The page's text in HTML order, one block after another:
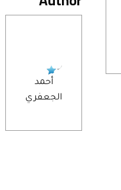
أحمد
الجعفري